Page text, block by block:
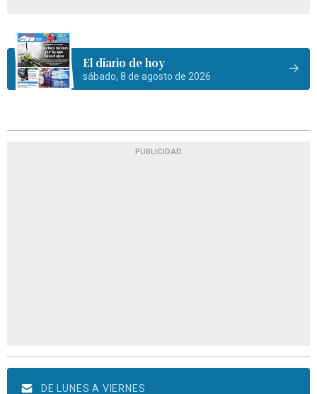
El diario de hoy
sábado, 8 de agosto de 2026
PUBLICIDAD
DE LUNES A VIERNES